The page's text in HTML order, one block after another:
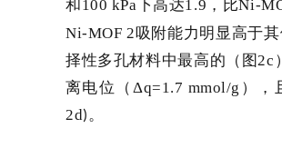
和100 kPa下高达1.9 ，比Ni-
Ni-MOF 2吸附能力明显高于
择性多孔材料中最高的（图2c
离电位（ Δq=1.7 mmol/g ）
2d)。